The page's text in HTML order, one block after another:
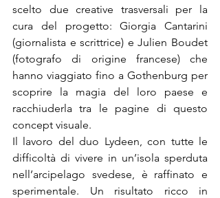
scelto due creative trasversali per la
cura del progetto: Giorgia Cantarini
(giornalista e scrittrice) e Julien Boudet
(fotografo di origine francese) che
hanno viaggiato fino a Gothenburg per
scoprire la magia del loro paese e
racchiuderla tra le pagine di questo
concept visuale.
Il lavoro del duo Lydeen, con tutte le
difficoltà di vivere in un’isola sperduta
nell’arcipelago svedese, è raffinato e
sperimentale. Un risultato ricco in